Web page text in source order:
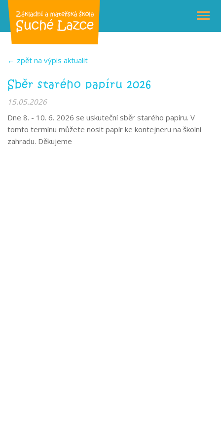
← zpět na výpis aktualit
Sběr starého papíru 2026
15.05.2026
Dne 8. - 10. 6. 2026 se uskuteční sběr starého papíru. V
tomto termínu můžete nosit papír ke kontejneru na školní
zahradu. Děkujeme